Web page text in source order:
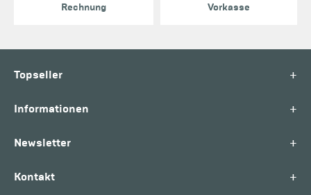
Rechnung Vorkasse
Topseller +
Informationen +
Newsletter +
Kontakt +